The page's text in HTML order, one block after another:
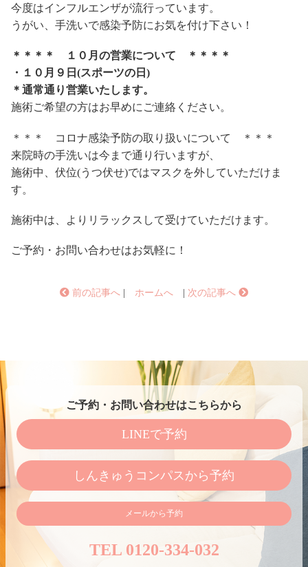
今度はインフルエンザが流行っています。
うがい、手洗いで感染予防にお気を付け下さい！
＊＊＊＊ １０月の営業について ＊＊＊＊
・１０月９日(スポーツの日)
＊通常通り営業いたします。
施術ご希望の方はお早めにご連絡ください。
＊＊＊ コロナ感染予防の取り扱いについて ＊＊＊
来院時の手洗いは今まで通り行いますが、
施術中、伏位(うつ伏せ)ではマスクを外していただけま
す。
施術中は、よりリラックスして受けていただけます。
ご予約・お問い合わせはお気軽に！
前の記事へ ホームへ 次の記事へ
ご予約・お問い合わせはこちらから
LINEで予約
しんきゅうコンパスから予約
メールから予約
TEL 0120-334-032